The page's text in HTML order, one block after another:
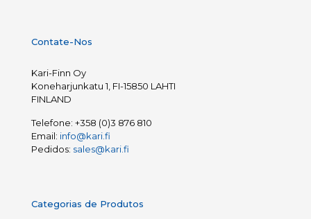
Contate-Nos
Kari-Finn Oy
Koneharjunkatu 1, FI-15850 LAHTI
FINLAND
Telefone: +358 (0)3 876 810
Email: info@kari.fi
Pedidos: sales@kari.fi
Categorias de Produtos